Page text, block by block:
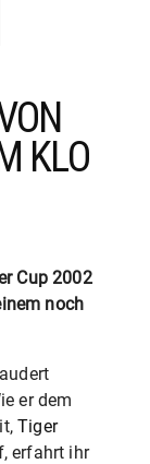
KLO
Cup 2002
noch
er dem
Tiger
erfahrt ihr